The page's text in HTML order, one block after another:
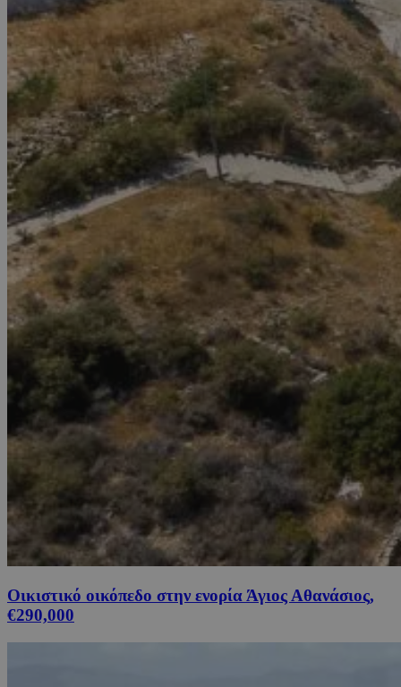
Οικιστικό οικόπεδο στην ενορία Άγιος Αθανάσιος,
€290,000